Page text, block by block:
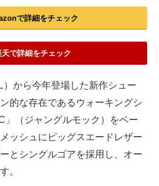
で詳細をチェック
天で詳細をチェック
から今年登場した新作シュー
的な存在であるウォーキングシ
」（ジャングルモック）をベー
ッシュにピッグスエードレザー
とシングルゴアを採用し、オー
。